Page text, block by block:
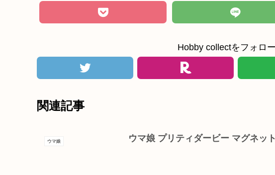
Hobby collectをフォロ
関連記事
ウマ娘 ウマ娘 プリティダービー マグネッ